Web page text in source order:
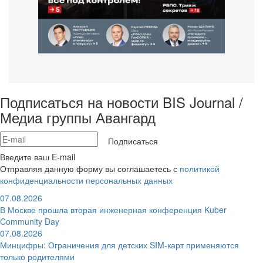
Подписаться на новости BIS Journal /
Медиа группы Авангард
Подписаться
Введите ваш E-mail
Отправляя данную форму вы соглашаетесь с политикой
конфиденциальности персональных данных
07.08.2026
В Москве прошла вторая инженерная конференция Kuber
Community Day
07.08.2026
Минцифры: Ограничения для детских SIM-карт применяются
только родителями